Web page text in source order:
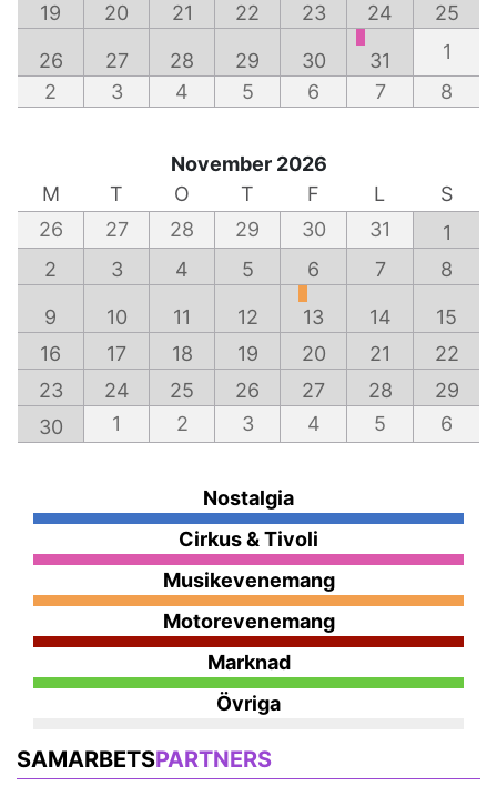
19 20 21 22 23 24 25
26 27 28 29 30 31
1
2
3 4 5 6 7 8
November 2026
M
T O T F L
S
26
27 28 29 30 31
1
2
3 4 5 6 7 8
9 10 11 12 13 14
15
16
17 18 19 20 21
22
23
24 25 26 27 28
29
30
1 2 3 4 5 6
Nostalgia
Cirkus & Tivoli
Musikevenemang
Motorevenemang
Marknad
Övriga
SAMARBETSPARTNERS